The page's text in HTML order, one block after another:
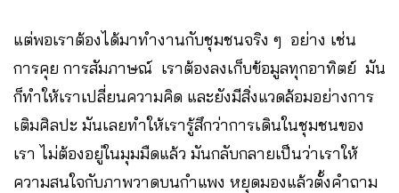
แต่พอเราต้องได้มาทำงานกับชุมชนจริง ๆ อย่าง เช่น
การคุย การสัมภาษณ์ เราต้องลงเก็บข้อมูลทุกอาทิตย์ มัน
ก็ทำให้เราเปลี่ยนความคิด และยังมีสิ่งแวดล้อมอย่างการ
เติมศิลปะ มันเลยทำให้เรารู้สึกว่าการเดินในชุมชนของ
เรา ไม่ต้องอยู่ในมุมมืดแล้ว​ มันกลับกลายเป็นว่าเราให้
ความสนใจกับภาพวาดบนกำแพง หยุดมองแล้วตั้งคำถาม